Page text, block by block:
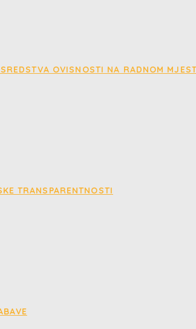
OVISNOSTI NA RADNOM
TRANSPARENTNOSTI